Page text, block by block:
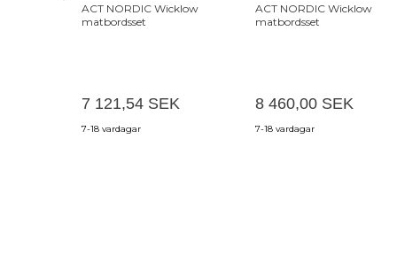
ACT NORDIC Wicklow
matbordsset
7 121,54 SEK
7-18 vardagar
ACT NORDIC Wicklow
matbordsset
8 460,00 SEK
7-18 vardagar